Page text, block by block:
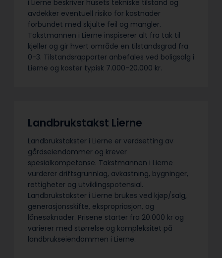
i Lierne beskriver husets tekniske tilstand og
avdekker eventuell risiko for kostnader
forbundet med skjulte feil og mangler.
Takstmannen i Lierne inspiserer alt fra tak til
kjeller og gir hvert område en tilstandsgrad fra
0-3. Tilstandsrapporter anbefales ved boligsalg i
Lierne og koster typisk 7.000-20.000 kr.
Landbrukstakst Lierne
Landbrukstakster i Lierne er verdsetting av
gårdseiendommer og krever
spesialkompetanse. Takstmannen i Lierne
vurderer driftsgrunnlag, avkastning, bygninger,
rettigheter og utviklingspotensial.
Landbrukstakster i Lierne brukes ved kjøp/salg,
generasjonsskifte, ekspropriasjon, og
lånesøknader. Prisene starter fra 20.000 kr og
varierer med størrelse og kompleksitet på
landbrukseiendommen i Lierne.